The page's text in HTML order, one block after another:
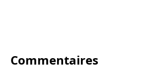
Commentaires